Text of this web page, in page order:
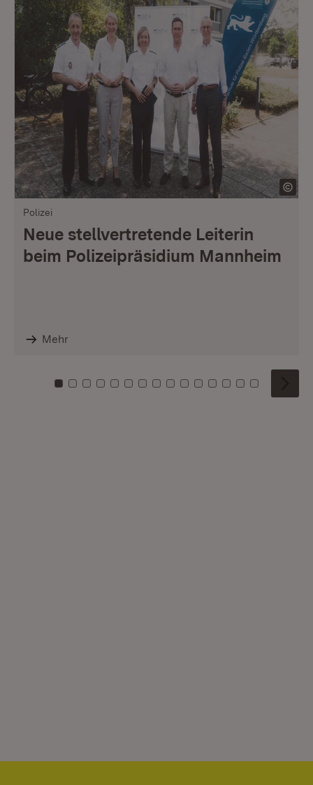
Polizei
Neue stellvertretende Leiterin
beim Polizeipräsidium Mannheim
Mehr
Zu Kachel: 0
Zu Kachel: 1
Zu Kachel: 2
Zu Kachel: 3
Zu Kachel: 4
Zu Kachel: 5
Zu Kachel: 6
Zu Kachel: 7
Zu Kachel: 8
Zu Kachel: 9
Zu Kachel: 10
Zu Kachel: 11
Zu Kachel: 12
Zu Kachel:
Zu